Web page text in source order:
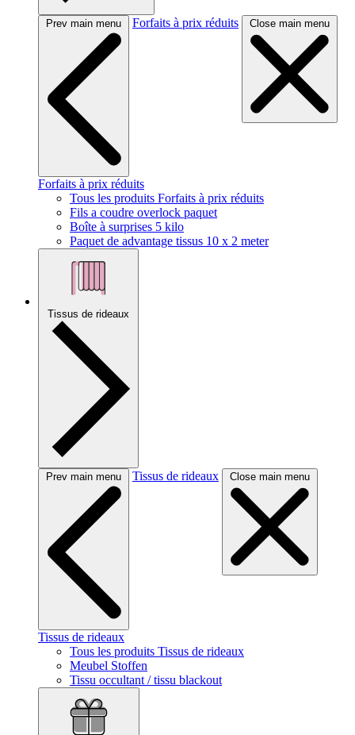
Prev main menu Forfaits à prix réduits Close main menu
Forfaits à prix réduits
Tous les produits Forfaits à prix réduits
Fils a coudre overlock paquet
Boîte à surprises 5 kilo
Paquet de advantage tissus 10 x 2 meter
Tissus de rideaux
Prev main menu Tissus de rideaux Close main menu
Tissus de rideaux
Tous les produits Tissus de rideaux
Meubel Stoffen
Tissu occultant / tissu blackout